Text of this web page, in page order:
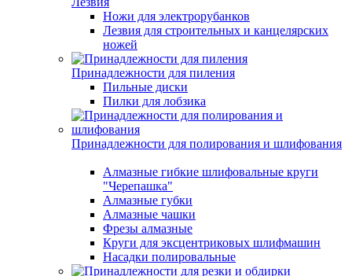
Ножи для электрорубанков
Лезвия для строительных и канцелярских
ножей
Принадлежности для пиления
Пильные диски
Пилки для лобзика
Принадлежности для полирования и шлифования
Алмазные гибкие шлифовальные круги
"Черепашка"
Алмазные губки
Алмазные чашки
Фрезы алмазные
Круги для эксцентриковых шлифмашин
Насадки полировальные